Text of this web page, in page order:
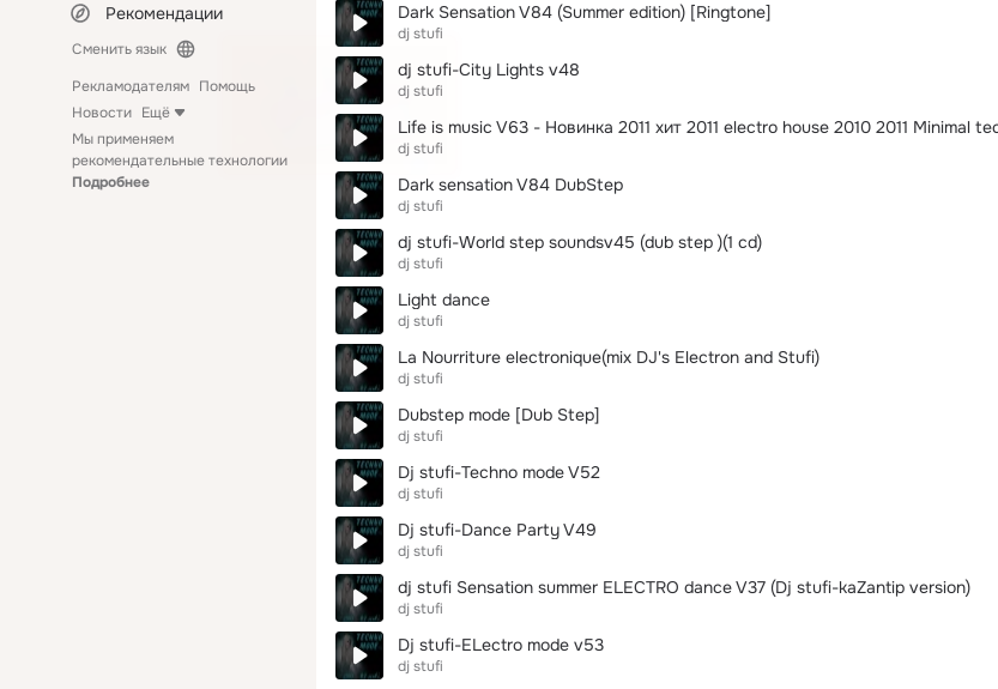
Рекомендации
Сменить язык
Рекламодателям Помощь
Новости Ещё
Мы применяем
рекомендательные технологии
Подробнее
Dark Sensation V84 (Summer edition) [Ringtone]
dj stufi
dj stufi-City Lights v48
dj stufi
dj stufi
Dark sensation V84 DubStep
dj stufi
dj stufi-World step soundsv45 (dub step )(1 cd)
dj stufi
Light dance
dj stufi
La Nourriture electronique(mix DJ's Electron and Stufi)
dj stufi
Dubstep mode [Dub Step]
dj stufi
Dj stufi-Techno mode V52
dj stufi
Dj stufi-Dance Party V49
dj stufi
dj stufi Sensation summer ELECTRO dance V37 (Dj stufi-kaZantip version)
dj stufi
Dj stufi-ELectro mode v53
dj stufi